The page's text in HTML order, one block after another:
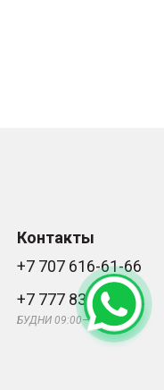
Контакты
+7 707 616-61-66
+7 777 836-66-33
БУДНИ 09:00—21:00